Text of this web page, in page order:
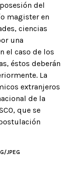
del
magister en
ciencias
una
el caso de los
éstos deberán
La
extranjeros
de la
que se
JPEG